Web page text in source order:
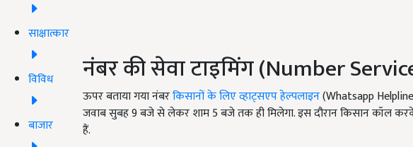
साक्षात्कार
विविध
बाजार
नंबर की सेवा टाइमिंग (Number
ऊपर बताया गया नंबरकिसानों के लिए व्हाट्सएप हेल्पलाइन(Whatsapp
जवाब सुबह 9 बजे से लेकर शाम 5 बजे तक ही मिलेगा. इस दौरान किसान कॉल
हैं.